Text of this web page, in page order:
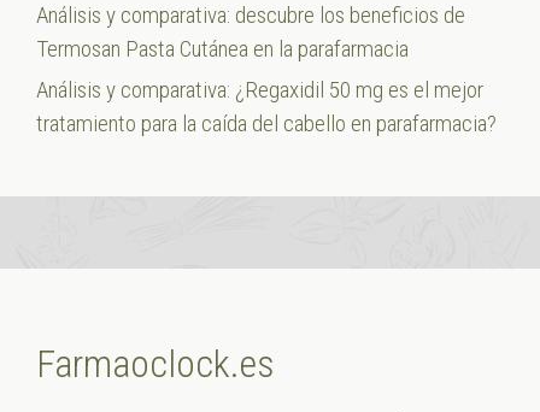
Análisis y comparativa: descubre los beneficios de
Termosan Pasta Cutánea en la parafarmacia
Análisis y comparativa: ¿Regaxidil 50 mg es el mejor
tratamiento para la caída del cabello en parafarmacia?
Farmaoclock.es